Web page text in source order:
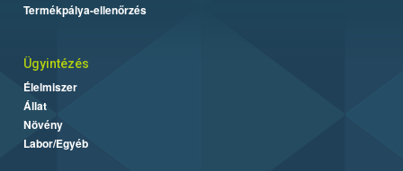
Termékpálya-ellenőrzés
Ügyintézés
Élelmiszer
Állat
Növény
Labor/Egyéb